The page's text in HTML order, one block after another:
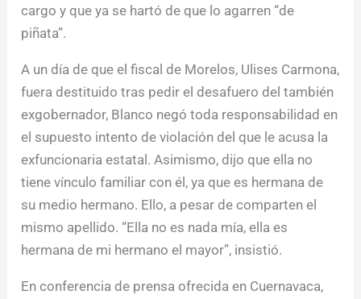
cargo y que ya se hartó de que lo agarren “de
piñata”.
A un día de que el fiscal de Morelos, Ulises Carmona,
fuera destituido tras pedir el desafuero del también
exgobernador, Blanco negó toda responsabilidad en
el supuesto intento de violación del que le acusa la
exfuncionaria estatal. Asimismo, dijo que ella no
tiene vínculo familiar con él, ya que es hermana de
su medio hermano. Ello, a pesar de comparten el
mismo apellido. “Ella no es nada mía, ella es
hermana de mi hermano el mayor”, insistió.
En conferencia de prensa ofrecida en Cuernavaca,